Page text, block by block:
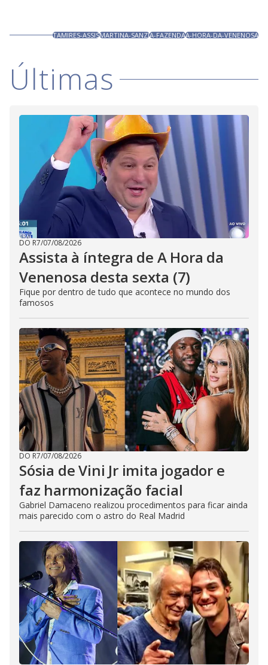
TAMIRES-ASSISMARTINA-SANZIA-FAZENDAA-HORA-DA-VENENOSA
Últimas
DO R7/07/08/2026
Assista à íntegra de A Hora da
Venenosa desta sexta (7)
Fique por dentro de tudo que acontece no mundo dos
famosos
DO R7/07/08/2026
Sósia de Vini Jr imita jogador e
faz harmonização facial
Gabriel Damaceno realizou procedimentos para ficar ainda
mais parecido com o astro do Real Madrid